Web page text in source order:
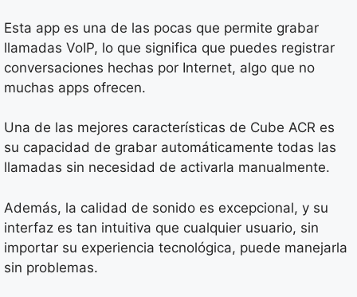
Esta app es una de las pocas que permite grabar
llamadas VoIP, lo que significa que puedes registrar
conversaciones hechas por Internet, algo que no
muchas apps ofrecen.
Una de las mejores características de Cube ACR es
su capacidad de grabar automáticamente todas las
llamadas sin necesidad de activarla manualmente.
Además, la calidad de sonido es excepcional, y su
interfaz es tan intuitiva que cualquier usuario, sin
importar su experiencia tecnológica, puede manejarla
sin problemas.